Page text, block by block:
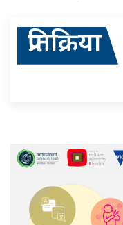
प्रतिक्रिया